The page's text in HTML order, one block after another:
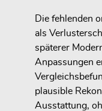
Die fehlenden
als
späterer
Anpassungen
plausible
Ausstattung,